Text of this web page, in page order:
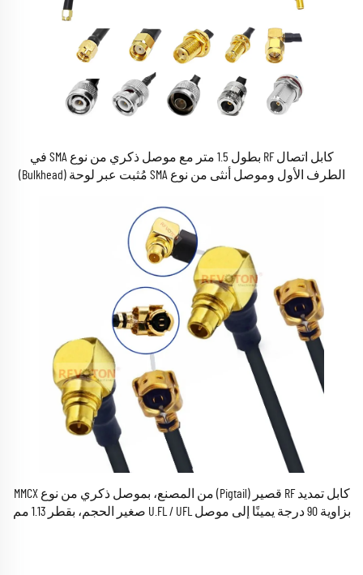
كابل اتصال RF بطول 1.5 متر مع موصل ذكري من نوع SMA في
الطرف الأول وموصل أنثى من نوع SMA مُثبت عبر لوحة (Bulkhead)
كابل تمديد RF قصير (Pigtail) من المصنع، بموصل ذكري من نوع MMCX
بزاوية 90 درجة يمينًا إلى موصل U.FL / UFL صغير الحجم، بقطر 1.13 مم